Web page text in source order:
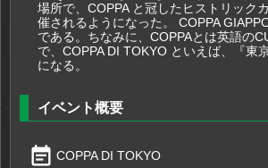
場所で、COPPA と冠したヒストリック
催されるようになった。 COPPA
である。ちなみに、COPPAとは英語の
で、COPPA DI TOKYO といえば、『東
になる。
イベント概要
event_note COPPA DI TOKYO